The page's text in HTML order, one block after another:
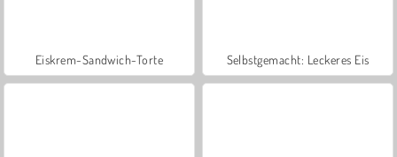
Eiskrem-Sandwich-Torte Selbstgemacht: Leckeres Eis